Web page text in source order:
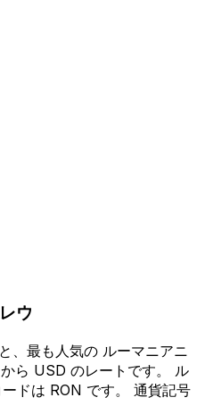
ウ
、最も人気の ルーマニアニ
ら USD のレートです。 ル
ドは RON です。 通貨記号